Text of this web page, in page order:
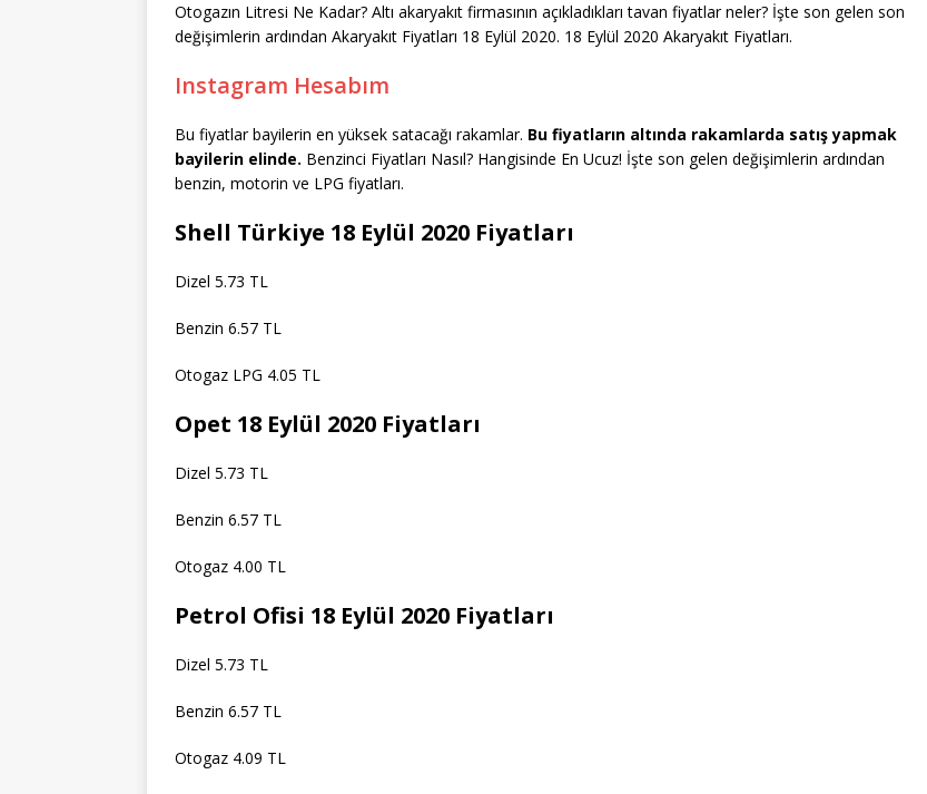
Otogazın Litresi Ne Kadar? Altı akaryakıt firmasının açıkladıkları tavan fiyatlar neler? İşte son gelen son
değişimlerin ardından Akaryakıt Fiyatları 18 Eylül 2020. 18 Eylül 2020 Akaryakıt Fiyatları.
Instagram Hesabım
Bu fiyatlar bayilerin en yüksek satacağı rakamlar. Bu fiyatların altında rakamlarda satış yapmak
bayilerin elinde. Benzinci Fiyatları Nasıl? Hangisinde En Ucuz! İşte son gelen değişimlerin ardından
benzin, motorin ve LPG fiyatları.
Shell Türkiye 18 Eylül 2020 Fiyatları
Dizel 5.73 TL
Benzin 6.57 TL
Otogaz LPG 4.05 TL
Opet 18 Eylül 2020 Fiyatları
Dizel 5.73 TL
Benzin 6.57 TL
Otogaz 4.00 TL
Petrol Ofisi 18 Eylül 2020 Fiyatları
Dizel 5.73 TL
Benzin 6.57 TL
Otogaz 4.09 TL